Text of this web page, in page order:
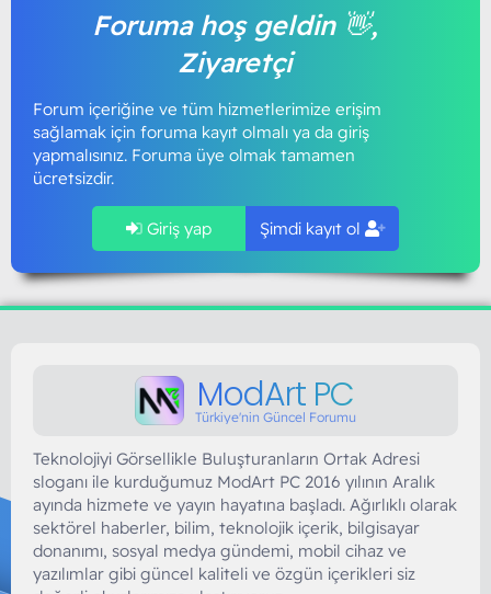
Foruma hoş geldin 👋,
Ziyaretçi
Forum içeriğine ve tüm hizmetlerimize erişim
sağlamak için foruma kayıt olmalı ya da giriş
yapmalısınız. Foruma üye olmak tamamen
ücretsizdir.
Giriş yap Şimdi kayıt ol
ModArt PC
Türkiye'nin Güncel Forumu
Teknolojiyi Görsellikle Buluşturanların Ortak Adresi
sloganı ile kurduğumuz ModArt PC 2016 yılının Aralık
ayında hizmete ve yayın hayatına başladı. Ağırlıklı olarak
sektörel haberler, bilim, teknolojik içerik, bilgisayar
donanımı, sosyal medya gündemi, mobil cihaz ve
yazılımlar gibi güncel kaliteli ve özgün içerikleri siz